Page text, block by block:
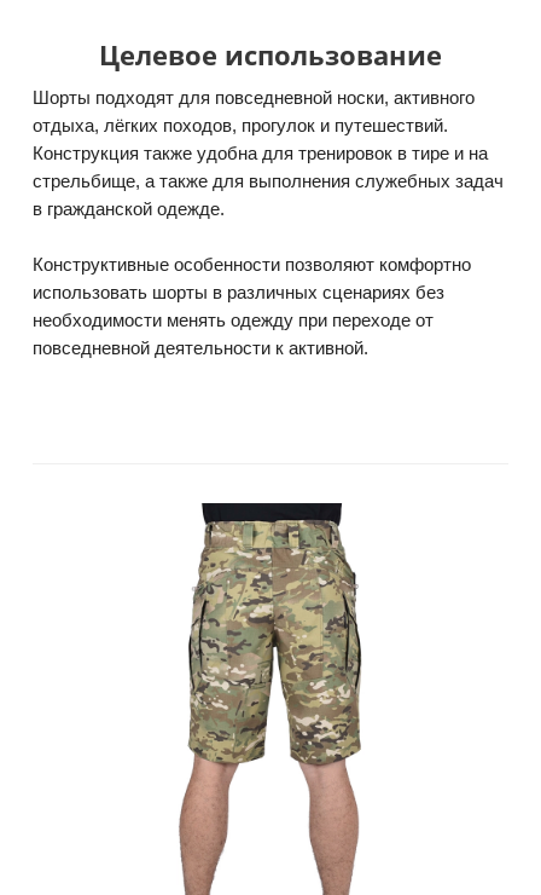
Целевое использование
Шорты подходят для повседневной носки, активного
отдыха, лёгких походов, прогулок и путешествий.
Конструкция также удобна для тренировок в тире и на
стрельбище, а также для выполнения служебных задач
в гражданской одежде.
Конструктивные особенности позволяют комфортно
использовать шорты в различных сценариях без
необходимости менять одежду при переходе от
повседневной деятельности к активной.